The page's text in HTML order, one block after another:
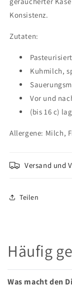
Konsistenz.
Zutaten:
Kuhmilch,
Vor und
(bis 16 c)
Allergene: Milch,
Versand und
Teilen
Häufig
Was macht den